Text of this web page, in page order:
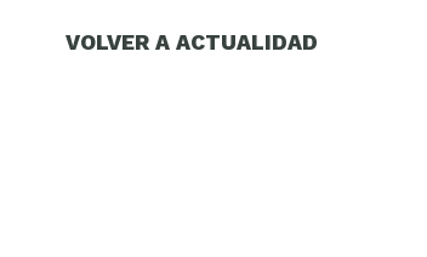
VOLVER A ACTUALIDAD